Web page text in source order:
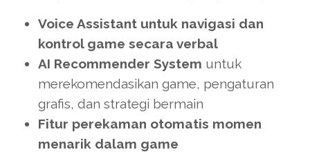
Voice Assistant untuk navigasi dan
kontrol game secara verbal
AI Recommender System untuk
merekomendasikan game, pengaturan
grafis, dan strategi bermain
Fitur perekaman otomatis momen
menarik dalam game